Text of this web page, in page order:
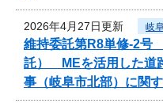
2026年4月27日更新 岐
維持委託第R8単修-2
託） MEを活用した道
事（岐阜市北部）に関